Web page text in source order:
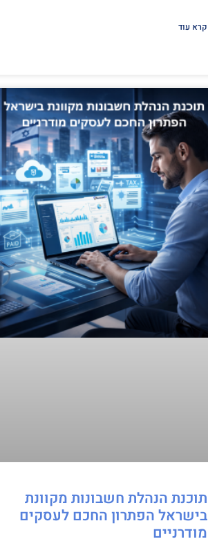
קרא עוד
תוכנת הנהלת חשבונות מקוונת
בישראל הפתרון החכם לעסקים
מודרניים